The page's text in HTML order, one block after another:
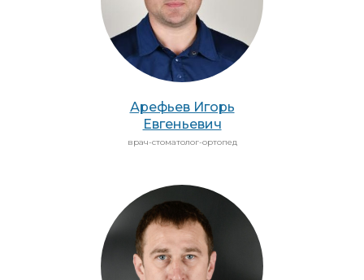
Арефьев Игорь
Евгеньевич
врач-стоматолог-ортопед